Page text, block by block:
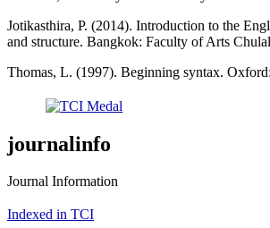
Jotikasthira, P. (2014). Introduction to the
and structure. Bangkok: Faculty of Arts
Thomas, L. (1997). Beginning syntax.
journalinfo
Journal Information
Indexed in TCI